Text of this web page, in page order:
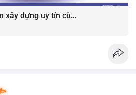
Giải pháp tìm việc làm xây dựng uy tín cùng mức lương thưởng hấp dẫn ?️